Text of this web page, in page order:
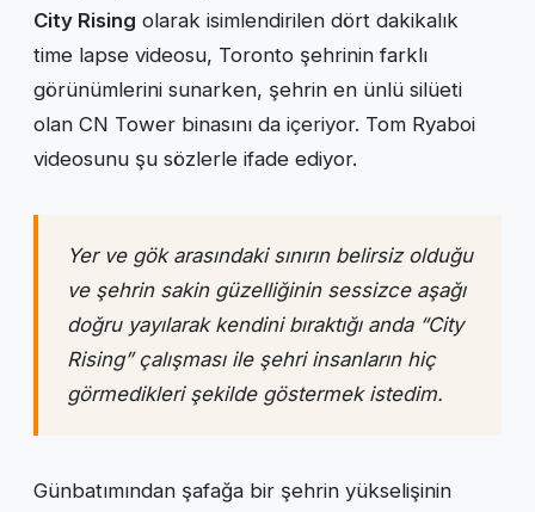
City Rising olarak isimlendirilen dört dakikalık
time lapse videosu, Toronto şehrinin farklı
görünümlerini sunarken, şehrin en ünlü silüeti
olan CN Tower binasını da içeriyor. Tom Ryaboi
videosunu şu sözlerle ifade ediyor.
Yer ve gök arasındaki sınırın belirsiz olduğu
ve şehrin sakin güzelliğinin sessizce aşağı
doğru yayılarak kendini bıraktığı anda “City
Rising” çalışması ile şehri insanların hiç
görmedikleri şekilde göstermek istedim.
Günbatımından şafağa bir şehrin yükselişinin